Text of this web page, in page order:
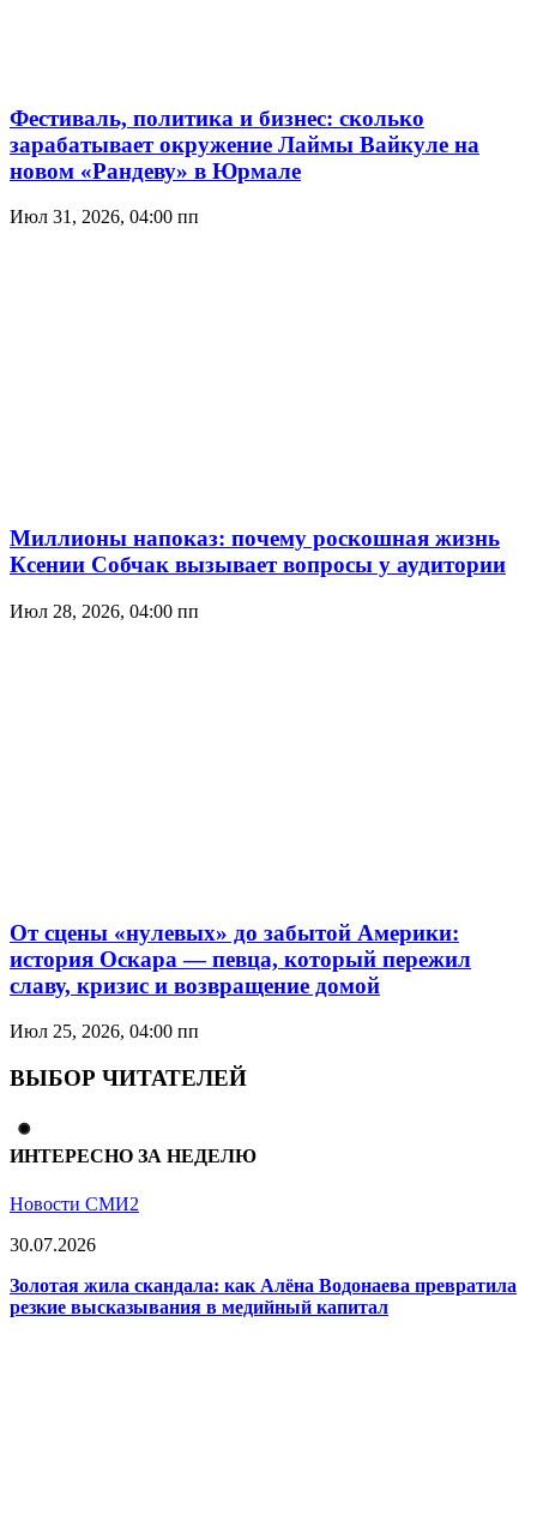
Фестиваль, политика и бизнес: сколько
зарабатывает окружение Лаймы Вайкуле на
новом «Рандеву» в Юрмале
Июл 31, 2026, 04:00 пп
Миллионы напоказ: почему роскошная жизнь
Ксении Собчак вызывает вопросы у аудитории
Июл 28, 2026, 04:00 пп
От сцены «нулевых» до забытой Америки:
история Оскара — певца, который пережил
славу, кризис и возвращение домой
Июл 25, 2026, 04:00 пп
ВЫБОР ЧИТАТЕЛЕЙ
ИНТЕРЕСНО ЗА НЕДЕЛЮ
Новости СМИ2
30.07.2026
Золотая жила скандала: как Алёна Водонаева превратила
резкие высказывания в медийный капитал